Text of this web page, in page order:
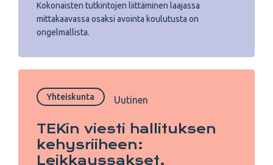
Kokonaisten tutkintojen liittäminen laajassa
mittakaavassa osaksi avointa koulutusta on
ongelmallista.
Yhteiskunta Uutinen
TEKin viesti hallituksen
kehysriiheen:
Leikkaussakset,